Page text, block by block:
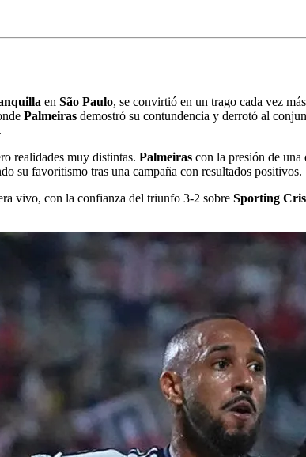
en São Paulo, se convirtió en un trago cada vez
Palmeiras demostró su contundencia y derrotó al
realidades muy distintas. Palmeiras con la presión de una
su favoritismo tras una campaña con resultados positivos.
vivo, con la confianza del triunfo 3-2 sobre Sporting